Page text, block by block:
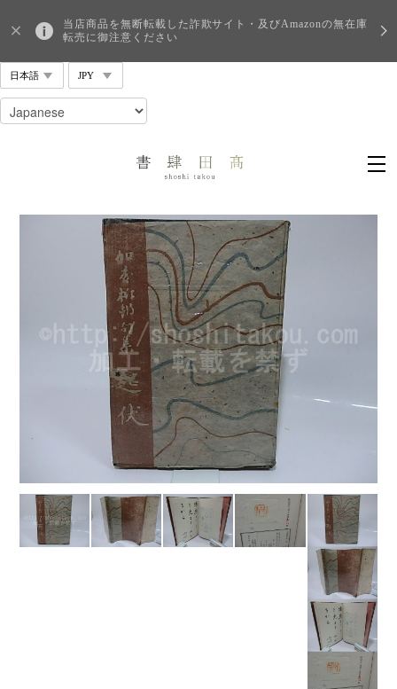
当店商品を無断転載した詐欺サイト・及びAmazonの無在庫
転売に御注意ください